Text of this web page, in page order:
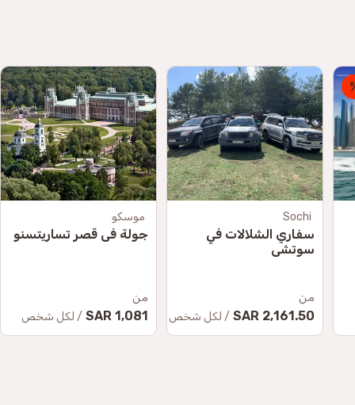
Sochi
سفاري الشلالات في
سوتشي
من
2,161.50 SAR / لكل شخص
موسكو
جولة في قصر تساريتسنو
من
1,081 SAR / لكل شخص